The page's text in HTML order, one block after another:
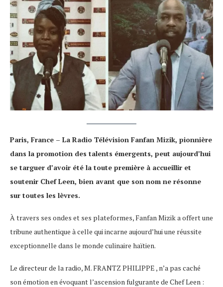
Paris, France – La Radio Télévision Fanfan Mizik, pionnière
dans la promotion des talents émergents, peut aujourd’hui
se targuer d’avoir été la toute première à accueillir et
soutenir Chef Leen, bien avant que son nom ne résonne
sur toutes les lèvres.
À travers ses ondes et ses plateformes, Fanfan Mizik a offert une
tribune authentique à celle qui incarne aujourd’hui une réussite
exceptionnelle dans le monde culinaire haïtien.
Le directeur de la radio, M. FRANTZ PHILIPPE , n’a pas caché
son émotion en évoquant l’ascension fulgurante de Chef Leen :